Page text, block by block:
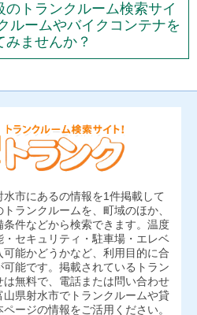
トランクルーム検索サイ
ルームやバイクコンテナを
みませんか？
市にあるの情報を1件掲載して
ランクルームを、町域のほか、
件などから検索できます。温度
セキュリティ・駐車場・エレベ
能かどうかなど、利用目的に合
能です。掲載されているトラン
無料で、電話または問い合わせ
県射水市でトランクルームや貸
ージの情報をご活用ください。